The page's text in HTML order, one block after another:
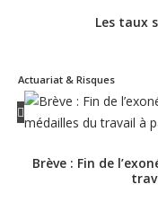
Les taux
Actuariat & Risques
Brève : Fin de